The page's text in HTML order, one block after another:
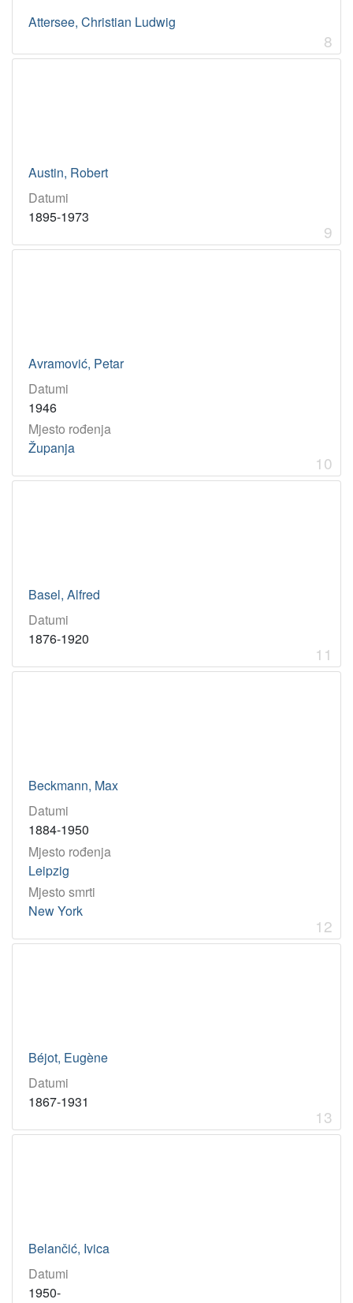
Attersee, Christian Ludwig
8
Austin, Robert
Datumi
1895-1973
9
Avramović, Petar
Datumi
1946
Mjesto rođenja
Županja
10
Basel, Alfred
Datumi
1876-1920
11
Beckmann, Max
Datumi
1884-1950
Mjesto rođenja
Leipzig
Mjesto smrti
New York
12
Béjot, Eugène
Datumi
1867-1931
13
Belančić, Ivica
Datumi
1950-